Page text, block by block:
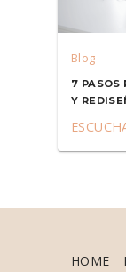
Blog
7 PASOS
Y
HOME